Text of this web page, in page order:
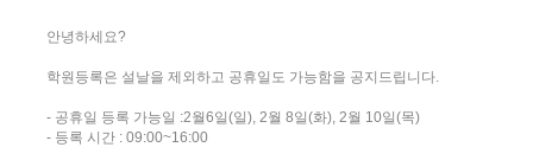
안녕하세요?
학원등록은 설날을 제외하고 공휴일도 가능함을 공지드립니다.
- 공휴일 등록 가능일 :2월6일(일), 2월 8일(화), 2월 10일(목)
- 등록 시간 : 09:00~16:00